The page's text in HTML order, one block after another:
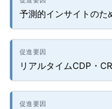
予測的インサイトのた
リアルタイムCDP・